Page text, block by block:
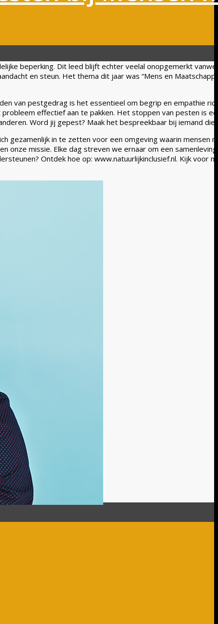
beperking. Dit leed blijft echter veelal onopgemerkt
en steun. Het thema dit jaar was “Mens en
van pestgedrag is het essentieel om begrip en empathie
effectief aan te pakken. Het stoppen van pesten is
Word jij gepest? Maak het bespreekbaar bij iemand
gezamenlijk in te zetten voor een omgeving waarin mensen
onze missie. Elke dag streven we ernaar om een
Ontdek hoe op: www.natuurlijkinclusief.nl. Kijk voor